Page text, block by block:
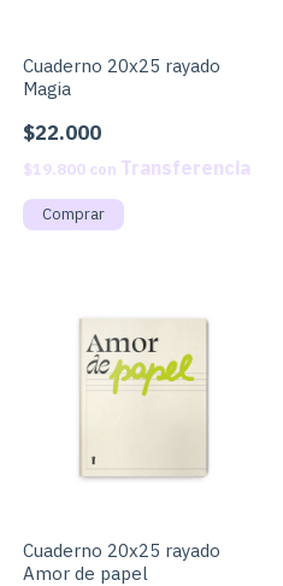
Cuaderno 20x25 rayado
Magia
$22.000
$19.800 con
Cuaderno 20x25 rayado
Amor de papel